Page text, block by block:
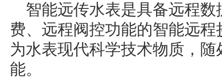
智能远传水表是具备远程
费、远程阀控功能的智能远
为水表现代科学技术物质，
能。